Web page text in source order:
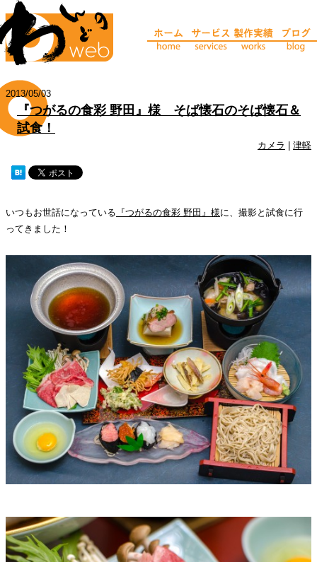
2013/05/03
『つがるの食彩 野田』様 そば懐石のそば懐石＆
試食！
カメラ 津軽
いつもお世話になっている 『つがるの食彩 野田』様に、撮影と試食に行
ってきました！